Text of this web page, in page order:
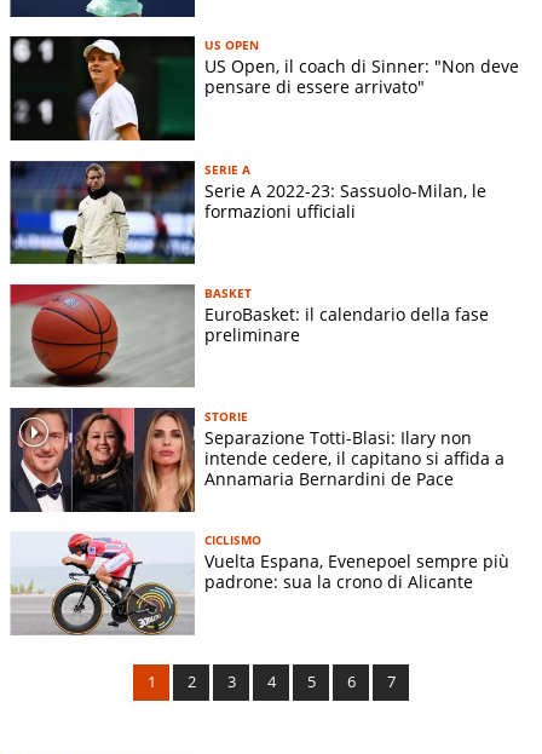
US OPEN
US Open, il coach di Sinner: "Non deve
pensare di essere arrivato"
SERIE A
Serie A 2022-23: Sassuolo-Milan, le
formazioni ufficiali
BASKET
EuroBasket: il calendario della fase
preliminare
STORIE
Separazione Totti-Blasi: Ilary non
intende cedere, il capitano si affida a
Annamaria Bernardini de Pace
CICLISMO
Vuelta Espana, Evenepoel sempre più
padrone: sua la crono di Alicante
1 2 3 4 5 6 7